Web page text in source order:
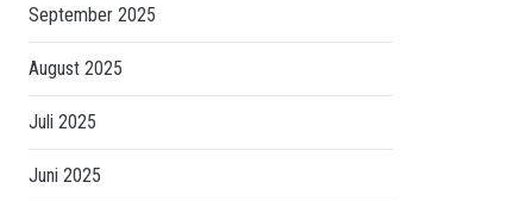
September 2025
August 2025
Juli 2025
Juni 2025